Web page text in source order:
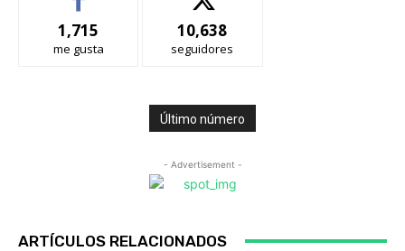
1,715
me gusta
10,638
seguidores
Último número
- Advertisement -
ARTÍCULOS RELACIONADOS